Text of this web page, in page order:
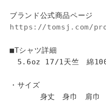
ブランド公式商品ページ
https://tomsj.com/
■Tシャツ詳細
5.6oz 17/1天竺 綿
・サイズ
身丈 身巾 肩巾